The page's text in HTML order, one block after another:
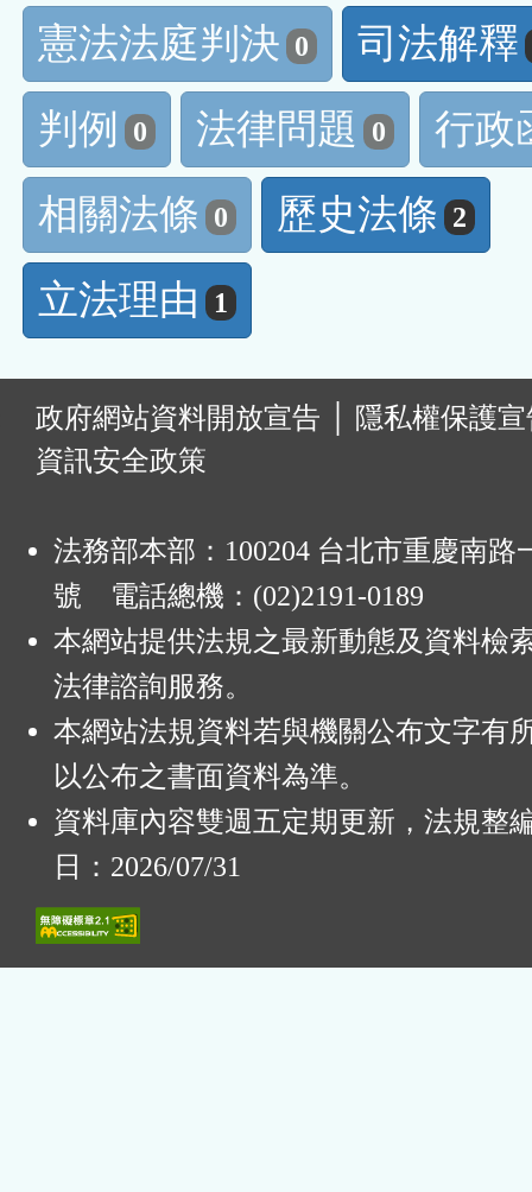
憲法法庭判決 0
司法解釋
判例
0 法律問題 0
行政
相關法條 0 歷史法條 2
立法理由 1
政府網站資料開放宣告
隱私權保護
資訊安全政策
法務部本部：100204 台北市重慶南路
號 電話總機：(02)2191-0189
本網站提供法規之最新動態及資料檢
法律諮詢服務。
本網站法規資料若與機關公布文字有
以公布之書面資料為準。
資料庫內容雙週五定期更新，法規整
日：2026/07/31